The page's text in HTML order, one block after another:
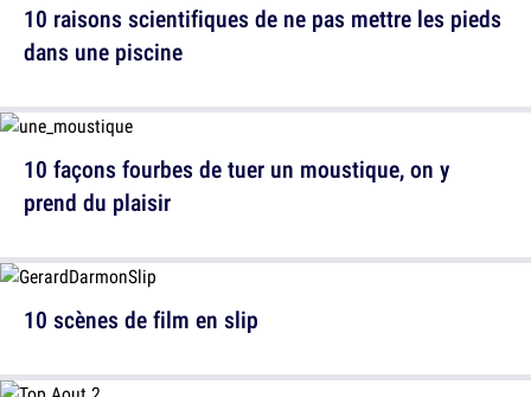
10 façons fourbes de tuer un moustique, on y
prend du plaisir
10 raisons scientifiques de ne pas mettre les pieds
dans une piscine
10 scènes de film en slip